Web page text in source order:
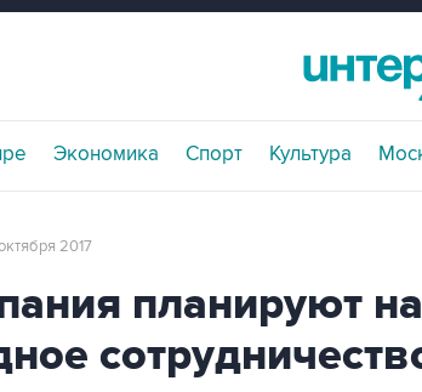
Экономика Спорт Культура
2017
планируют